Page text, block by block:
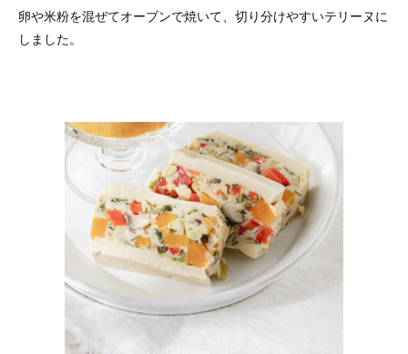
卵や米粉を混ぜてオーブンで焼いて、切り分けやすいテリーヌに
しました。